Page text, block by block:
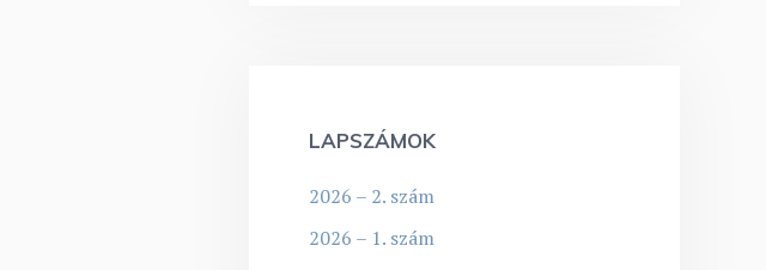
LAPSZÁMOK
2026 – 2. szám
2026 – 1. szám